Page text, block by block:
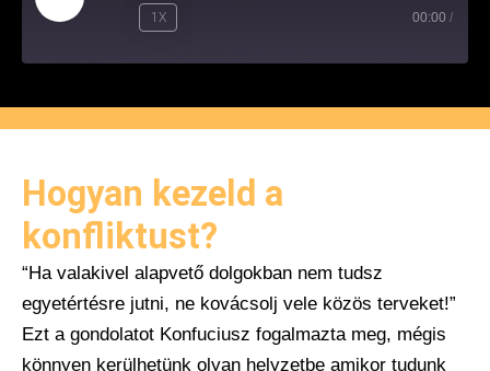
1X 00:00 /
Hogyan kezeld a
konfliktust?
“Ha valakivel alapvető dolgokban nem tudsz
egyetértésre jutni, ne kovácsolj vele közös terveket!”
Ezt a gondolatot Konfuciusz fogalmazta meg, mégis
könnyen kerülhetünk olyan helyzetbe amikor tudunk